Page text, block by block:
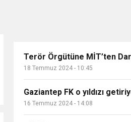
Terör Örgütüne MİT’ten
18 Temmuz 2024 - 10:45
Gaziantep FK o yıldızı
16 Temmuz 2024 - 14:08